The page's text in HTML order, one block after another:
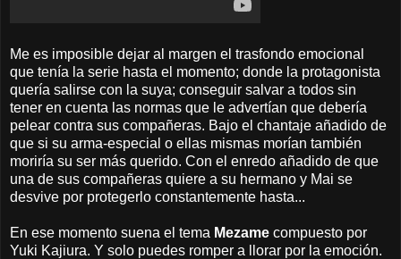
Me es imposible dejar al margen el trasfondo emocional
que tenía la serie hasta el momento; donde la protagonista
quería salirse con la suya; conseguir salvar a todos sin
tener en cuenta las normas que le advertían que debería
pelear contra sus compañeras. Bajo el chantaje añadido de
que si su arma-especial o ellas mismas morían también
moriría su ser más querido. Con el enredo añadido de que
una de sus compañeras quiere a su hermano y Mai se
desvive por protegerlo constantemente hasta...
En ese momento suena el tema Mezame compuesto por
Yuki Kajiura. Y solo puedes romper a llorar por la emoción.